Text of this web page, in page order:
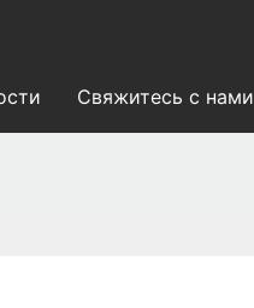
Свяжитесь с нами